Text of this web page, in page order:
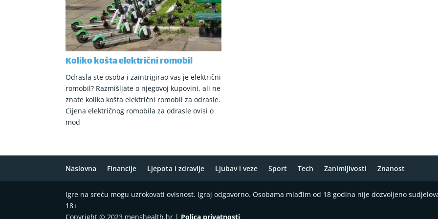
Koliko košta električni romobil
Odrasla ste osoba i zaintrigirao vas je električni
romobil? Razmišljate o njegovoj kupovini, ali ne
znate koliko košta električni romobil za odrasle.
Cijena električnog romobila za odrasle ovisi o
mod
Naslovna Financije Ljepota i zdravlje Ljubav i veze Sport Tech Zanimljivosti Znanost
Igre na sreću mogu uzrokovati ovisnost. Igraj odgovorno. Osobama mlađim od 18 godina nije dozvoljeno
18+
Copyright © 2023 menshealth.hr | Polica privatnosti